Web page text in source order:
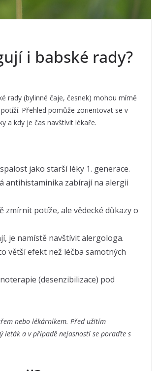
i babské rady?
rady (bylinné čaje, česnek) mohou mírně
Přehled pomůže zorientovat se v
a kdy je čas navštívit lékaře.
jako starší léky 1. generace.
antihistaminika zabírají na alergii
zmírnit potíže, ale vědecké důkazy o
je namístě navštívit alergologa.
větší efekt než léčba samotných
(desenzibilizace) pod
nebo lékárníkem. Před užitím
leták a v případě nejasností se poraďte s